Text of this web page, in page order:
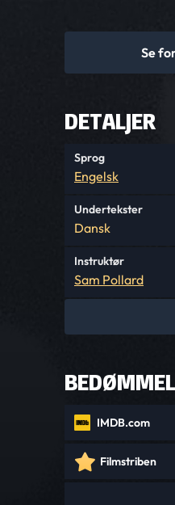
Se
DETALJER
Sprog
Engelsk
Undertekster
Dansk
Instruktør
Sam Pollard
IMDB.com
Filmstriben